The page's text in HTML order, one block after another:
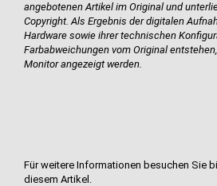
angebotenen Artikel im Original und
Copyright. Als Ergebnis der digitalen
Hardware sowie ihrer technischen
Farbabweichungen vom Original
Monitor angezeigt werden.
Für weitere Informationen besuchen Sie
diesem Artikel.